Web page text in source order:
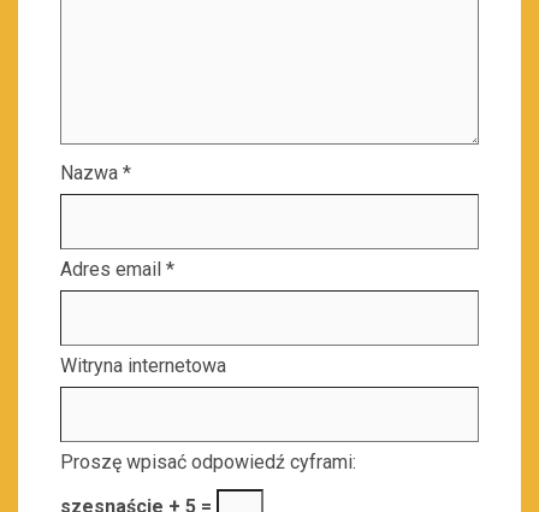
Nazwa *
Adres email *
Witryna internetowa
Proszę wpisać odpowiedź cyframi:
szesnaście + 5 =